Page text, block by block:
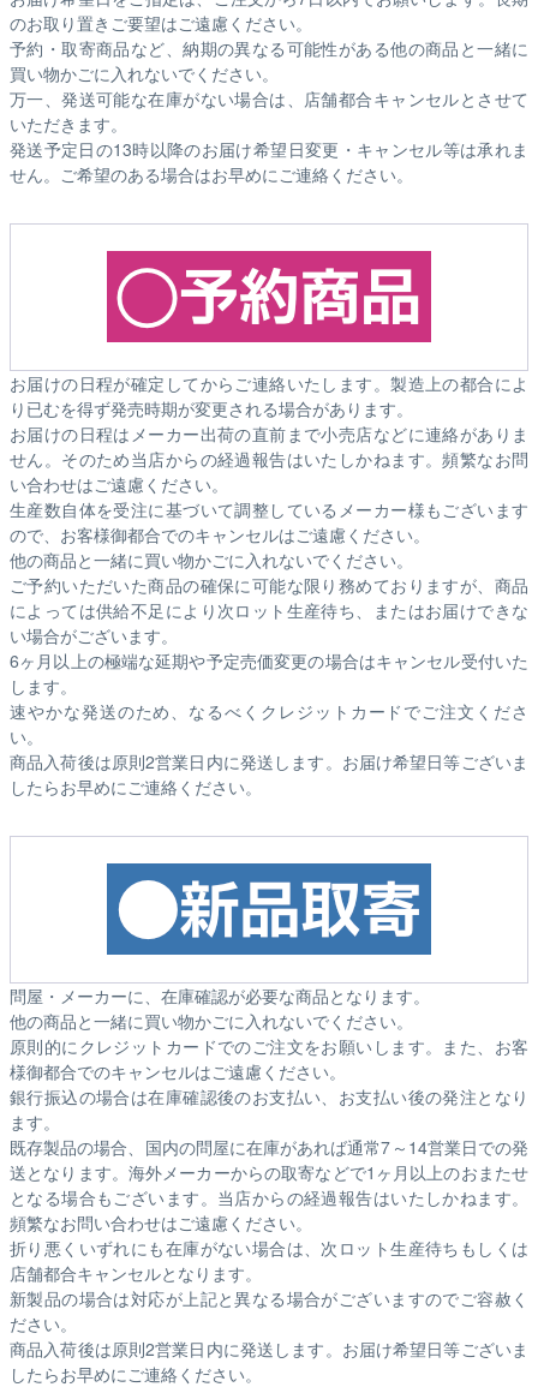
のお取り置きご要望はご遠慮ください。
予約・取寄商品など、納期の異なる可能性がある他の商品と一緒に
買い物かごに入れないでください。
万一、発送可能な在庫がない場合は、店舗都合キャンセルとさせて
いただきます。
発送予定日の13時以降のお届け希望日変更・キャンセル等は承れま
せん。ご希望のある場合はお早めにご連絡ください。
お届けの日程が確定してからご連絡いたします。製造上の都合によ
り已むを得ず発売時期が変更される場合があります。
お届けの日程はメーカー出荷の直前まで小売店などに連絡がありま
せん。そのため当店からの経過報告はいたしかねます。頻繁なお問
い合わせはご遠慮ください。
生産数自体を受注に基づいて調整しているメーカー様もございます
ので、お客様御都合でのキャンセルはご遠慮ください。
他の商品と一緒に買い物かごに入れないでください。
ご予約いただいた商品の確保に可能な限り務めておりますが、商品
によっては供給不足により次ロット生産待ち、またはお届けできな
い場合がございます。
6ヶ月以上の極端な延期や予定売価変更の場合はキャンセル受付いた
します。
速やかな発送のため、なるべくクレジットカードでご注文くださ
い。
商品入荷後は原則2営業日内に発送します。お届け希望日等ございま
したらお早めにご連絡ください。
問屋・メーカーに、在庫確認が必要な商品となります。
他の商品と一緒に買い物かごに入れないでください。
原則的にクレジットカードでのご注文をお願いします。また、お客
様御都合でのキャンセルはご遠慮ください。
銀行振込の場合は在庫確認後のお支払い、お支払い後の発注となり
ます。
既存製品の場合、国内の問屋に在庫があれば通常7～14営業日での発
送となります。海外メーカーからの取寄などで1ヶ月以上のおまたせ
となる場合もございます。 当店からの経過報告はいたしかねます。
頻繁なお問い合わせはご遠慮ください。
折り悪くいずれにも在庫がない場合は、次ロット生産待ちもしくは
店舗都合キャンセルとなります。
新製品の場合は対応が上記と異なる場合がございますのでご容赦く
ださい。
商品入荷後は原則2営業日内に発送します。お届け希望日等ございま
したらお早めにご連絡ください。